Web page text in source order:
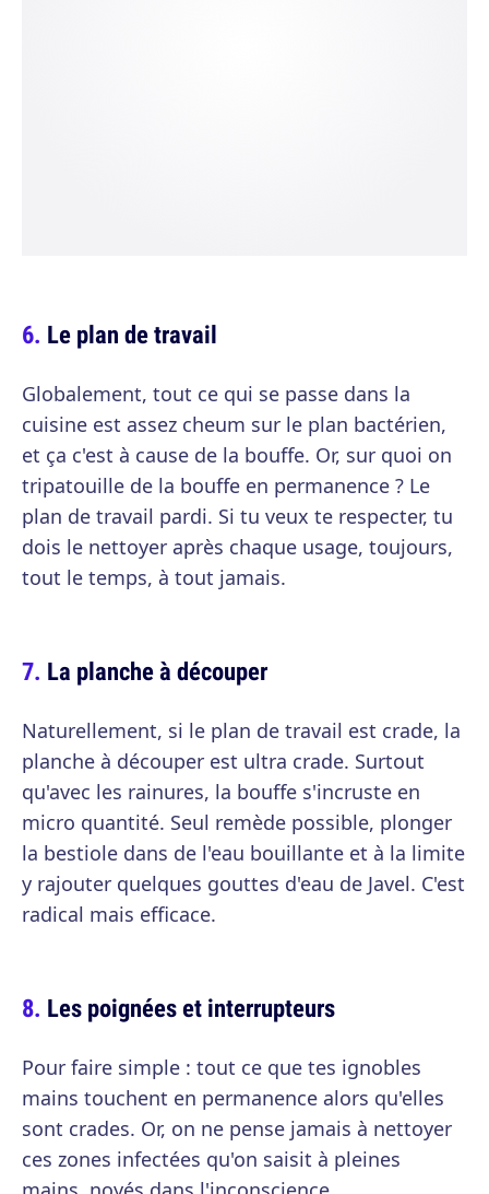
Le plan de travail
Globalement, tout ce qui se passe dans la
cuisine est assez cheum sur le plan bactérien,
et ça c'est à cause de la bouffe. Or, sur quoi on
tripatouille de la bouffe en permanence ? Le
plan de travail pardi. Si tu veux te respecter, tu
dois le nettoyer après chaque usage, toujours,
tout le temps, à tout jamais.
La planche à découper
Naturellement, si le plan de travail est crade, la
planche à découper est ultra crade. Surtout
qu'avec les rainures, la bouffe s'incruste en
micro quantité. Seul remède possible, plonger
la bestiole dans de l'eau bouillante et à la limite
y rajouter quelques gouttes d'eau de Javel. C'est
radical mais efficace.
Les poignées et interrupteurs
Pour faire simple : tout ce que tes ignobles
mains touchent en permanence alors qu'elles
sont crades. Or, on ne pense jamais à nettoyer
ces zones infectées qu'on saisit à pleines